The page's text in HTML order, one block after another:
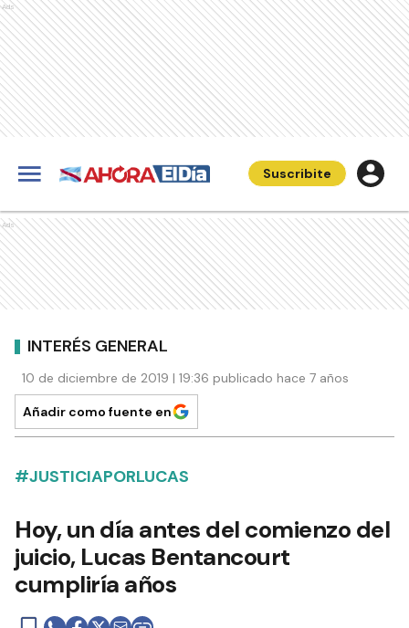
Ads
Suscribite
Ads
INTERÉS GENERAL
10 de diciembre de 2019 | 19:36 publicado hace 7 años
Añadir como fuente en
#JUSTICIAPORLUCAS
Hoy, un día antes del comienzo del
juicio, Lucas Bentancourt
cumpliría años